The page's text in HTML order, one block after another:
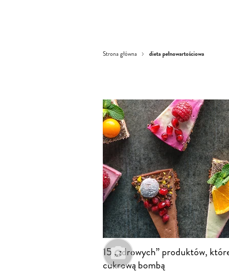
Strona główna dieta pełnowartościowa
15 „zdrowych” produktów,
cukrową bombą